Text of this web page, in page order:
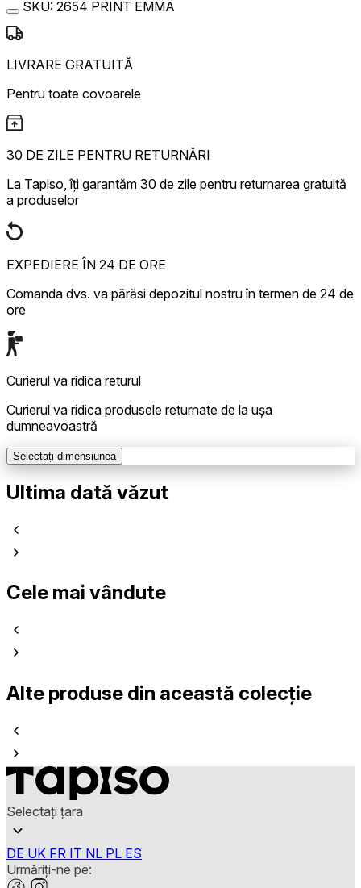
SKU: 2654 PRINT EMMA
LIVRARE GRATUITĂ
Pentru toate covoarele
30 DE ZILE PENTRU RETURNĂRI
La Tapiso, îți garantăm 30 de zile pentru returnarea gratuită
a produselor
EXPEDIERE ÎN 24 DE ORE
Comanda dvs. va părăsi depozitul nostru în termen de 24 de
ore
Curierul va ridica returul
Curierul va ridica produsele returnate de la ușa
dumneavoastră
Selectați dimensiunea
Ultima dată văzut
Cele mai vândute
Alte produse din această colecție
Selectați țara
DE UK FR IT NL PL ES
Urmăriți-ne pe: